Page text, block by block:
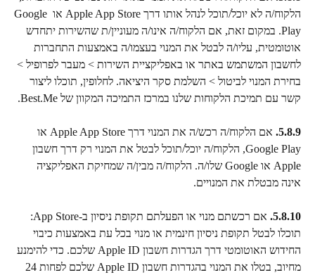
הלקוח/ה לא יוכל/תוכל לנהל אותו דרך Apple App Store או Google
Play. במקום זאת, אם הלקוח/ה אינו/ה מעוניין/ת שהשירות יתחדש
אוטומטית, עליו/ה לבטל את המנוי בעצמו/ה באמצעות התחברות
לחשבון המשתמש באתר או באפליקציית השירות > מעבר לפרופיל >
בחירת המנוי לביטול > השלמת סקר היציאה. לחלופין, תוכלו ליצור
קשר עם תמיכת הלקוחות שלנו במרכז התמיכה המקוון של Best.Me.
5.8.9.
אם הלקוח/ה רכש/ה את המנוי דרך Apple App Store או
Google Play, הלקוח/ה יוכל/תוכל לבטל את המנוי רק דרך חשבון
Apple או Google שלו/ה. הלקוח/ה מבין/ה שמחיקת האפליקציה
אינה מבטלת את המנויים.
5.8.10.
אם רכשתם מנוי או הפעלתם תקופת ניסיון ב-App Store:
תוכלו לבטל תקופת ניסיון חינמית או מנוי בכל עת באמצעות כיבוי
החידוש האוטומטי דרך הגדרות חשבון Apple ID שלכם. כדי להימנע